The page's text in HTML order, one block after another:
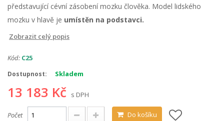
představující cévní zásobení mozku člověka. Model lidského
mozku v hlavě je umístěn na podstavci.
Zobrazit celý popis
Kód: C25
Dostupnost: Skladem
13 183 Kč s DPH
Počet Do košíku